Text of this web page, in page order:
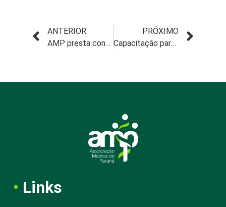
ANTERIOR
AMP presta contas sobre campanha para famílias carentes de Beltrão
PRÓXIMO
Capacitação para secretárias de médicos sobre o Sinam
• Links